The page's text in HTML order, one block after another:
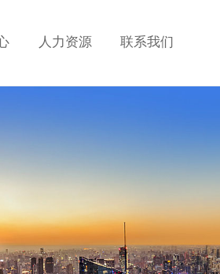
人力资源 联系我们